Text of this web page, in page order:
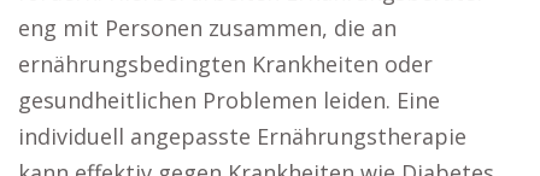
eng mit Personen zusammen, die an
ernährungsbedingten Krankheiten oder
gesundheitlichen Problemen leiden. Eine
individuell angepasste Ernährungstherapie